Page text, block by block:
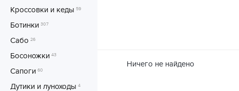
Кроссовки и кеды 59
Ботинки 307
Сабо 26
Босоножки 43
Сапоги 60
Дутики и луноходы 4
Ничего не найдено